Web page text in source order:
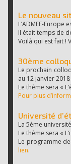
Le nouveau
L’ADMEE-
Il était temps de
Voilà qui est fait !
30ème
Le prochain
au 12 janvier 2018
Le thème sera «
Pour plus
Université
La 5ème
Le thème sera «
Le programme
lien.